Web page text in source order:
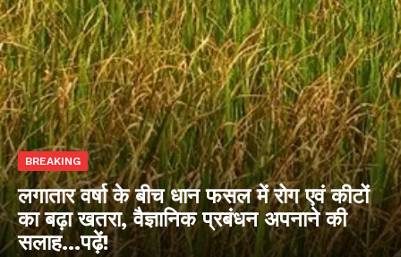
BREAKING
लगातार वर्षा के बीच धान फसल में रोग एवं कीटों
का बढ़ा खतरा, वैज्ञानिक प्रबंधन अपनाने की
सलाह…पढ़ें!